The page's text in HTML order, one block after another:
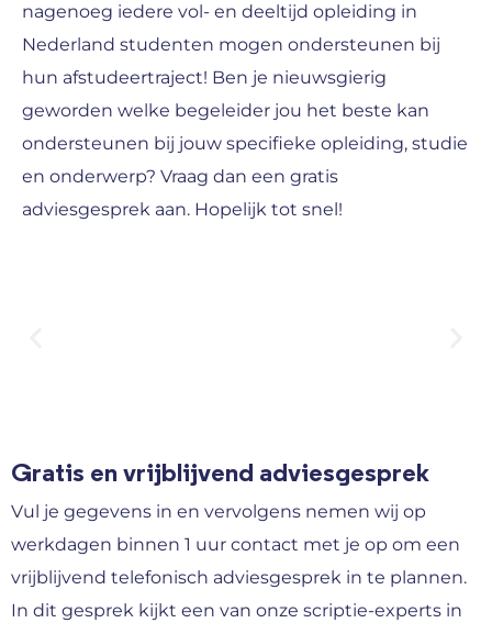
nagenoeg iedere vol- en deeltijd opleiding in
Nederland studenten mogen ondersteunen bij
hun afstudeertraject! Ben je nieuwsgierig
geworden welke begeleider jou het beste kan
ondersteunen bij jouw specifieke opleiding, studie
en onderwerp? Vraag dan een gratis
adviesgesprek aan. Hopelijk tot snel!
Gratis en vrijblijvend adviesgesprek
Vul je gegevens in en vervolgens nemen wij op
werkdagen binnen 1 uur contact met je op om een
vrijblijvend telefonisch adviesgesprek in te plannen.
In dit gesprek kijkt een van onze scriptie-experts in